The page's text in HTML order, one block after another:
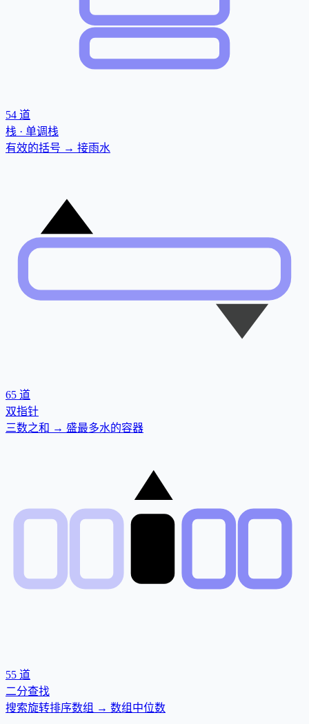
54 道
栈 · 单调栈
有效的括号 → 接雨水
65 道
双指针
三数之和 → 盛最多水的容器
55 道
二分查找
搜索旋转排序数组 → 数组中位数